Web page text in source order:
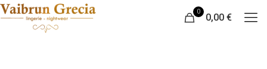
0
0,00 €